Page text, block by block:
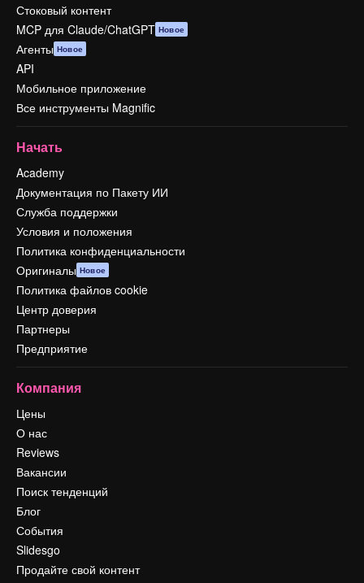
Стоковый контент
MCP для Claude/ChatGPT Новое
Агенты Новое
API
Мобильное приложение
Все инструменты Magnific
Начать
Academy
Документация по Пакету ИИ
Служба поддержки
Условия и положения
Политика конфиденциальности
Оригиналы Новое
Политика файлов cookie
Центр доверия
Партнеры
Предприятие
Компания
Цены
О нас
Reviews
Вакансии
Поиск тенденций
Блог
События
Slidesgo
Продайте свой контент